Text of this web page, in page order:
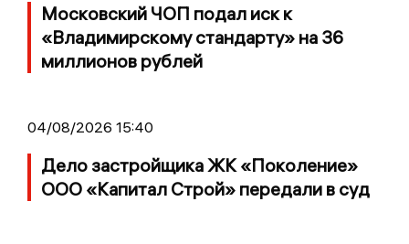
Московский ЧОП подал иск к
«Владимирскому стандарту» на 36
миллионов рублей
04/08/2026 15:40
Дело застройщика ЖК «Поколение»
ООО «Капитал Строй» передали в суд